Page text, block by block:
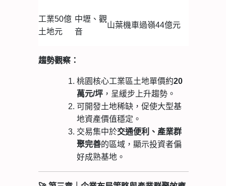
工業
土地
50億
元
中壢、觀
音
山葉機車過嶺44億元
趨勢觀察：
桃園核心工業區土地單價約20
萬元/坪，呈緩步上升趨勢。
可開發土地稀缺，促使大型基
地資產價值穩定。
交易集中於交通便利、產業群
聚完善的區域，顯示投資者偏
好成熟基地。